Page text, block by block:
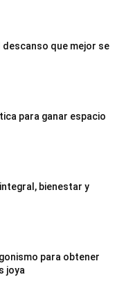
que mejor se
para ganar espacio
bienestar y
para obtener
joya